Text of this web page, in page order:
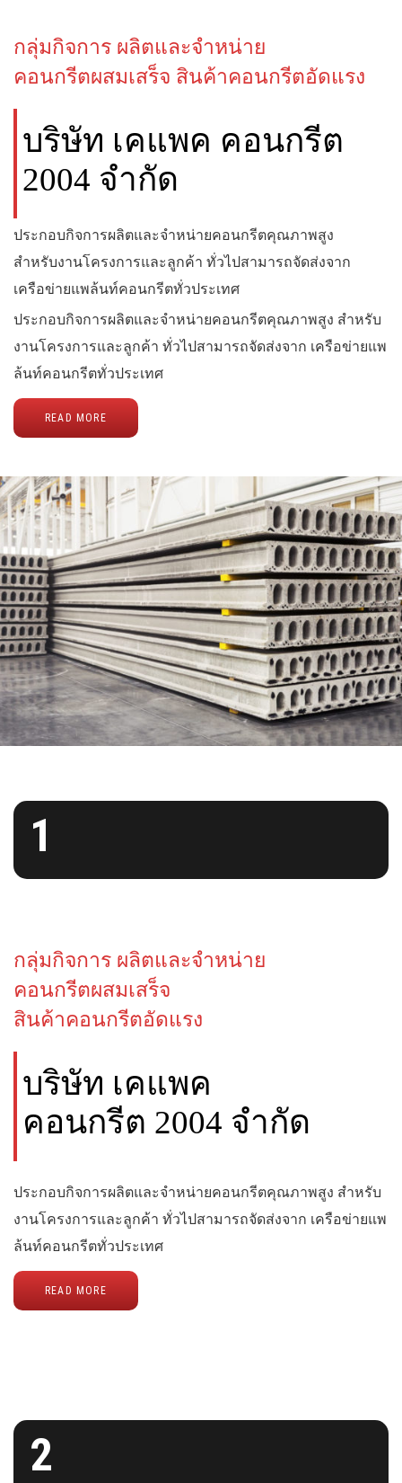
กลุ่มกิจการ ผลิตและจำหน่าย
คอนกรีตผสมเสร็จ สินค้าคอนกรีตอัดแรง
บริษัท เคแพค คอนกรีต
2004 จำกัด
ประกอบกิจการผลิตและจำหน่ายคอนกรีตคุณภาพสูง
สำหรับงานโครงการและลูกค้า ทั่วไปสามารถจัดส่งจาก
เครือข่ายแพล้นท์คอนกรีตทั่วประเทศ
ประกอบกิจการผลิตและจำหน่ายคอนกรีตคุณภาพสูง สำหรับ
งานโครงการและลูกค้า ทั่วไปสามารถจัดส่งจาก เครือข่ายแพ
ล้นท์คอนกรีตทั่วประเทศ
READ MORE
1
กลุ่มกิจการ ผลิตและจำหน่าย
คอนกรีตผสมเสร็จ
สินค้าคอนกรีตอัดแรง
บริษัท เคแพค
คอนกรีต 2004 จำกัด
ประกอบกิจการผลิตและจำหน่ายคอนกรีตคุณภาพสูง สำหรับ
งานโครงการและลูกค้า ทั่วไปสามารถจัดส่งจาก เครือข่ายแพ
ล้นท์คอนกรีตทั่วประเทศ
READ MORE
2